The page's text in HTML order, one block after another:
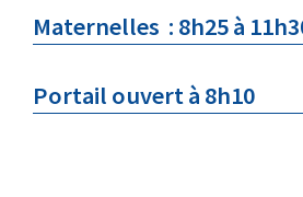
Maternelles : 8h25
Portail ouvert à